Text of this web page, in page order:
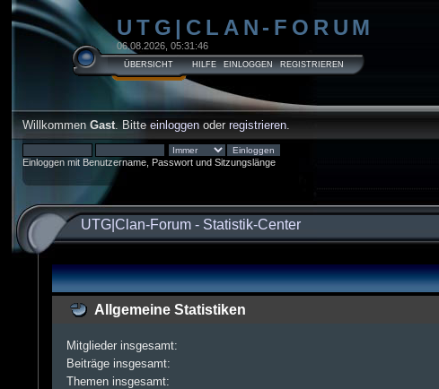
Willkommen Gast. Bitte einloggen oder registrieren.
Einloggen mit Benutzername, Passwort und Sitzungslänge
UTG|CLAN-FORUM
06.08.2026, 05:31:46
ÜBERSICHT HILFE EINLOGGEN REGISTRIEREN
UTG|Clan-Forum - Statistik-Center
Allgemeine Statistiken
Mitglieder insgesamt:
Beiträge insgesamt:
Themen insgesamt: